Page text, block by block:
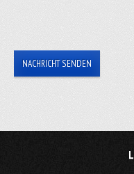
NACHRICHT SENDEN